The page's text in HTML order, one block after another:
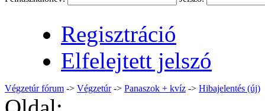
Regisztráció
Elfelejtett jelszó
Végzetúr fórum -> Végzetúr-> Panaszok + kvíz -> Hibajelentés (új)